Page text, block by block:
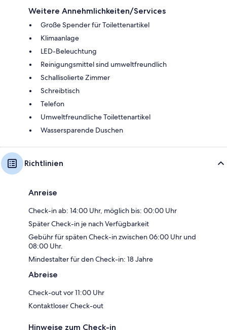
Weitere Annehmlichkeiten/Services
Große Spender für Toilettenartikel
Klimaanlage
LED-Beleuchtung
Reinigungsmittel sind umweltfreundlich
Schallisolierte Zimmer
Schreibtisch
Telefon
Umweltfreundliche Toilettenartikel
Wassersparende Duschen
Richtlinien
Anreise
Check-in ab: 14:00 Uhr, möglich bis: 00:00 Uhr
Später Check-in je nach Verfügbarkeit
Gebühr für späten Check-in zwischen 06:00 Uhr und
08:00 Uhr.
Mindestalter für den Check-in: 18 Jahre
Abreise
Check-out vor 11:00 Uhr
Kontaktloser Check-out
Hinweise zum Check-in